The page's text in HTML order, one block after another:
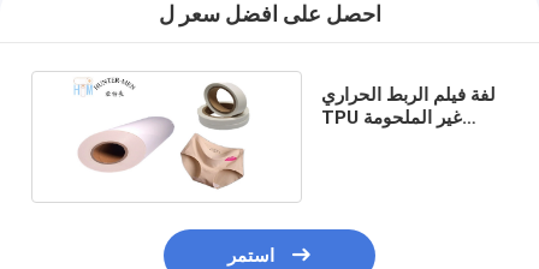
احصل على افضل سعر ل
لفة فيلم الربط الحراري
TPU غير الملحومة
استمر